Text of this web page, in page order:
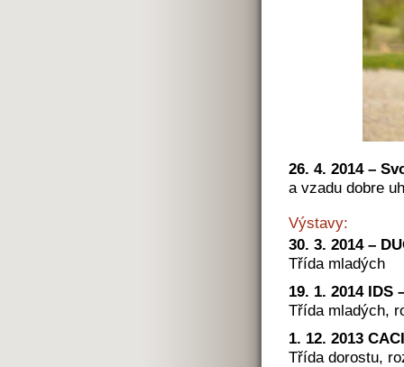
26. 4. 2014 –
a vzadu dobre
Výstavy:
30. 3. 2014 –
Třída mladých
19. 1. 2014 IDS
Třída mladých,
1. 12. 2013
Třída dorostu,